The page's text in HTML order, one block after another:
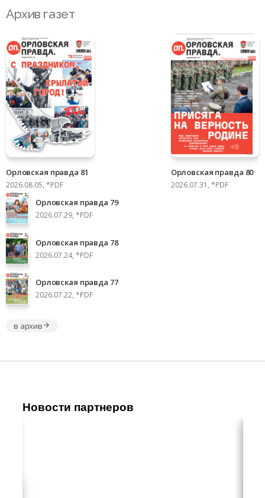
Архив газет
Орловская правда 81
2026.08.05, *PDF
Орловская правда 80
2026.07.31, *PDF
Орловская правда 79
2026.07.29, *PDF
Орловская правда 78
2026.07.24, *PDF
Орловская правда 77
2026.07.22, *PDF
в архив
Новости партнеров